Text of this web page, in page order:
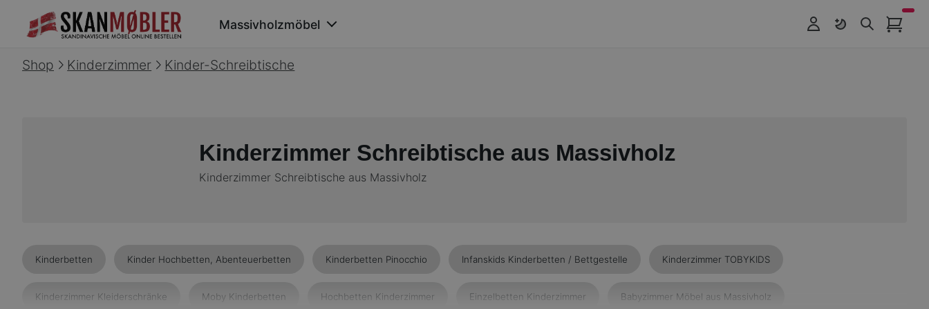
Massivholzmöbel
Shop Kinderzimmer Kinder-Schreibtische
Kinderzimmer Schreibtische aus Massivholz
Kinderzimmer Schreibtische aus Massivholz
Kinderbetten Kinder Hochbetten, Abenteuerbetten Kinderbetten Pinocchio Infanskids Kinderbetten / Bettgestelle Kinderzimmer TOBYKIDS
Kinderzimmer Kleiderschränke Moby Kinderbetten Hochbetten Kinderzimmer Einzelbetten Kinderzimmer Babyzimmer Möbel aus Massivholz